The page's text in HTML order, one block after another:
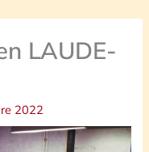
LAUDE-
2022